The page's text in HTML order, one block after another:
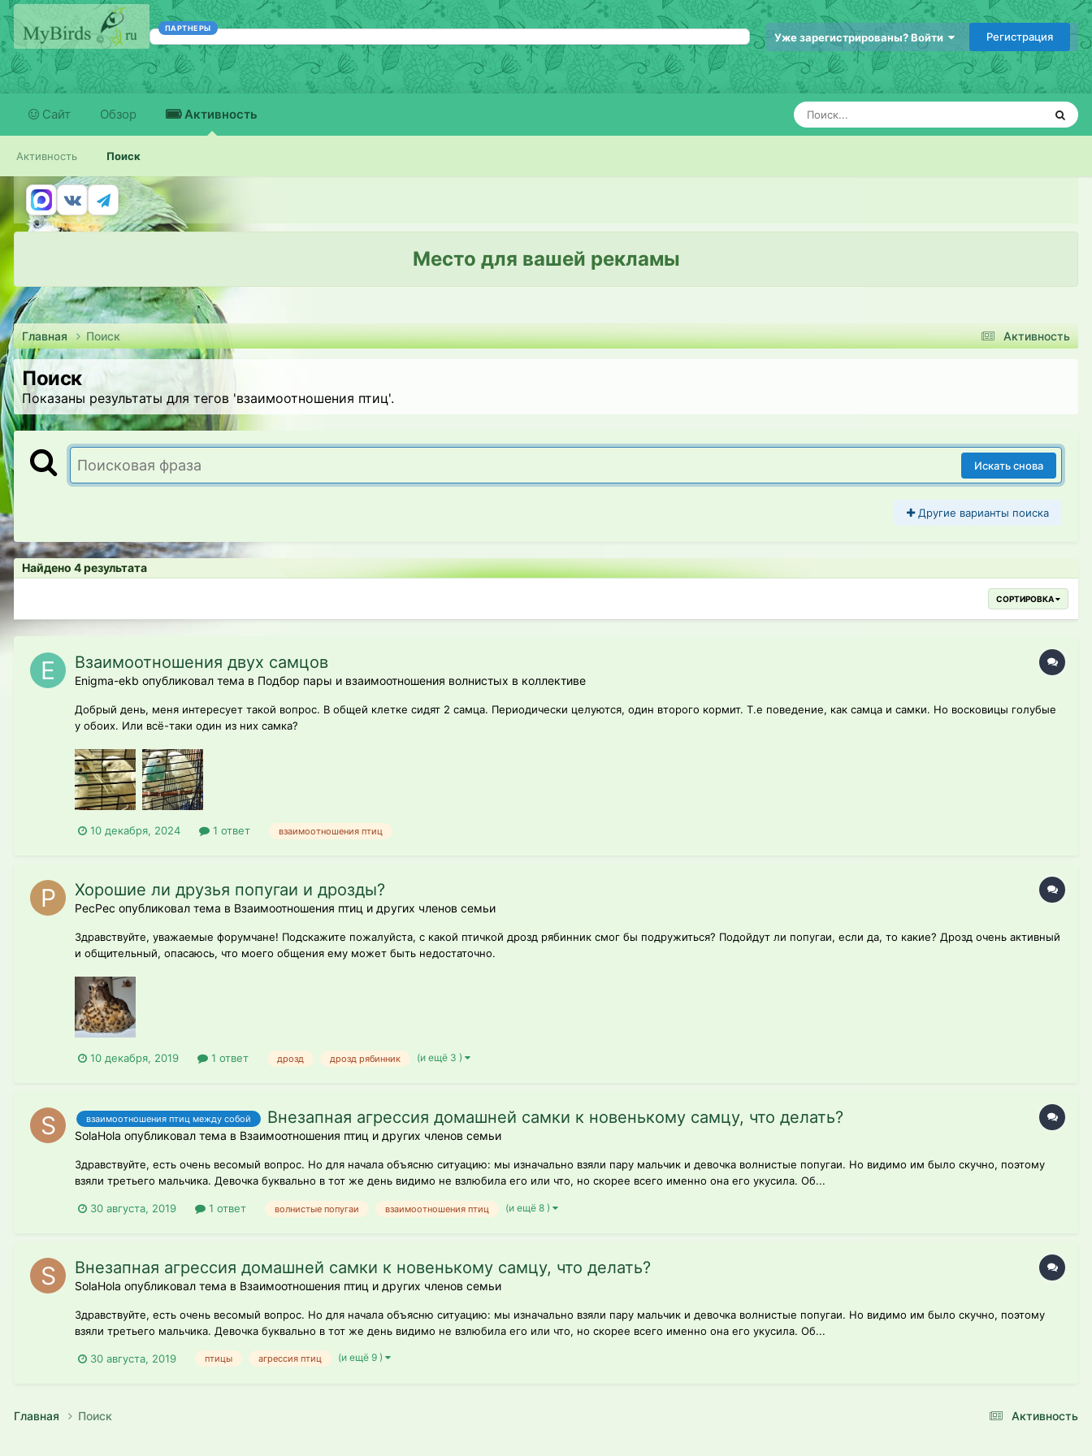
ПАРТНЕРЫ
Уже зарегистрированы? Войти Регистрация
Сайт Обзор Активность
Активность Поиск
Место для вашей рекламы
Активность
Главная Поиск
Поиск
Показаны результаты для тегов 'взаимоотношения птиц'.
Искать снова
Другие варианты поиска
Найдено 4 результата
СОРТИРОВКА
Взаимоотношения двух самцов
Enigma-ekb опубликовал тема в Подбор пары и взаимоотношения волнистых в коллективе
Добрый день, меня интересует такой вопрос. В общей клетке сидят 2 самца. Периодически целуются, один второго кормит. Т.е поведение, как самца и самки. Но восковицы голубые
у обоих. Или всё-таки один из них самка?
10 декабря, 2024 1 ответ взаимоотношения птиц
Хорошие ли друзья попугаи и дрозды?
PecPec опубликовал тема в Взаимоотношения птиц и других членов семьи
Здравствуйте, уважаемые форумчане! Подскажите пожалуйста, с какой птичкой дрозд рябинник смог бы подружиться? Подойдут ли попугаи, если да, то какие? Дрозд очень активный
и общительный, опасаюсь, что моего общения ему может быть недостаточно.
10 декабря, 2019 1 ответ дрозд дрозд рябинник (и ещё 3 )
взаимоотношения птиц между собой Внезапная агрессия домашней самки к новенькому самцу, что делать?
SolaHola опубликовал тема в Взаимоотношения птиц и других членов семьи
Здравствуйте, есть очень весомый вопрос. Но для начала объясню ситуацию: мы изначально взяли пару мальчик и девочка волнистые попугаи. Но видимо им было скучно, поэтому
взяли третьего мальчика. Девочка буквально в тот же день видимо не взлюбила его или что, но скорее всего именно она его укусила. Об...
30 августа, 2019 1 ответ волнистые попугаи взаимоотношения птиц (и ещё 8 )
Внезапная агрессия домашней самки к новенькому самцу, что делать?
SolaHola опубликовал тема в Взаимоотношения птиц и других членов семьи
Здравствуйте, есть очень весомый вопрос. Но для начала объясню ситуацию: мы изначально взяли пару мальчик и девочка волнистые попугаи. Но видимо им было скучно, поэтому
взяли третьего мальчика. Девочка буквально в тот же день видимо не взлюбила его или что, но скорее всего именно она его укусила. Об...
30 августа, 2019 птицы агрессия птиц (и ещё 9 )
Активность
Главная Поиск